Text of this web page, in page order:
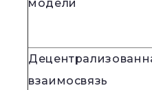
модели
взаимосвязь